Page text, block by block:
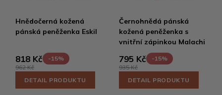
Hnědočerná kožená
pánská peněženka Eskil
818 Kč
-15%
962 Kč
DETAIL PRODUKTU
Černohnědá pánská
kožená peněženka s
vnitřní zápinkou Malachi
795 Kč
-15%
935 Kč
DETAIL PRODUKTU